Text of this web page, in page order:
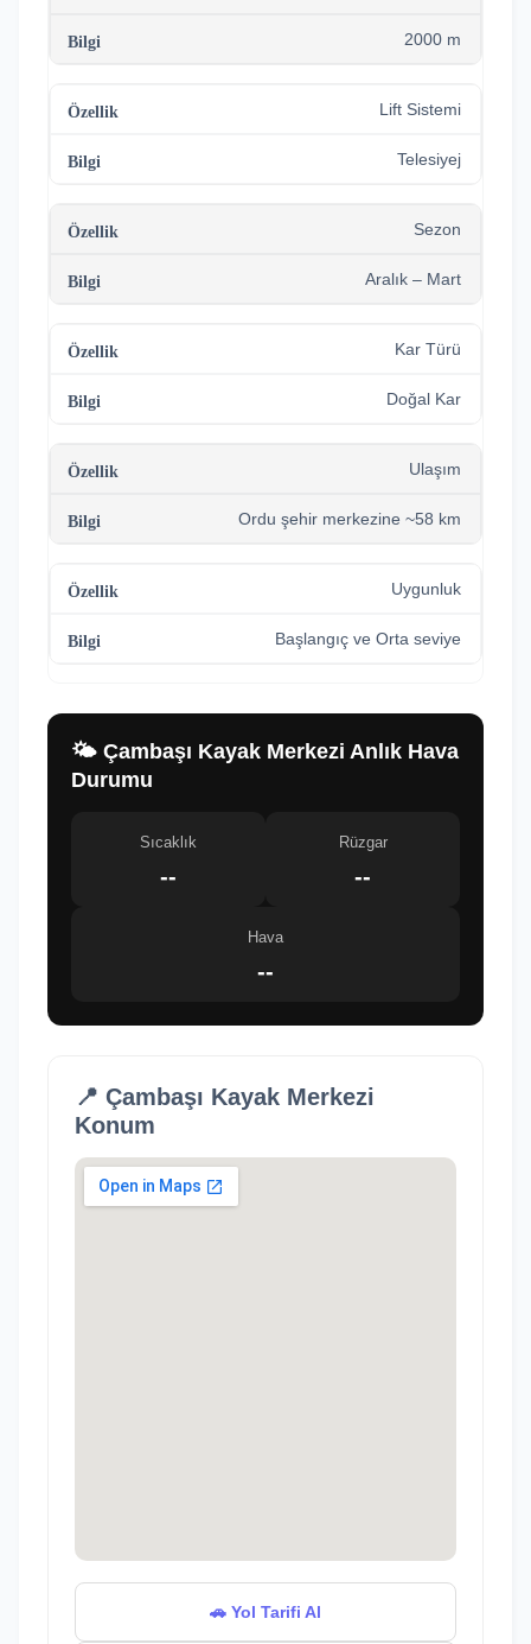
2000 m
Lift Sistemi
Telesiyej
Sezon
Aralık – Mart
Kar Türü
Doğal Kar
Ulaşım
Ordu şehir merkezine ~58 km
Uygunluk
Başlangıç ve Orta seviye
🌤️ Çambaşı Kayak Merkezi Anlık Hava
Durumu
Sıcaklık
--
Rüzgar
--
Hava
--
📍 Çambaşı Kayak Merkezi
Konum
🚗 Yol Tarifi Al